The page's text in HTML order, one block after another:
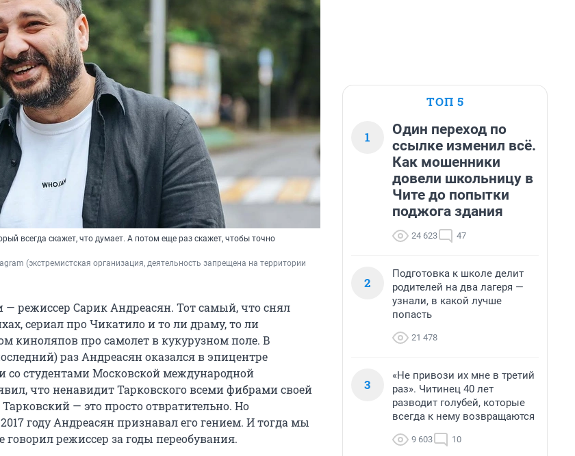
всегда скажет, что думает. А потом еще раз скажет, чтобы точно
(экстремистская организация, деятельность запрещена на территории
— режиссер Сарик Андреасян. Тот самый, что снял
сериал про Чикатило и то ли драму, то ли
киноляпов про самолет в кукурузном поле. В
раз Андреасян оказался в эпицентре
со студентами Московской международной
что ненавидит Тарковского всеми фибрами своей
— это просто отвратительно. Но
году Андреасян признавал его гением. И тогда мы
режиссер за годы переобувания.
ТОП 5
1
Один переход по
ссылке изменил всё.
Как мошенники
довели школьницу в
Чите до попытки
поджога здания
24 623 47
2
Подготовка к школе делит
родителей на два лагеря —
узнали, в какой лучше
попасть
21 478
3
«Не привози их мне в третий
раз». Читинец 40 лет
разводит голубей, которые
всегда к нему возвращаются
9 603 10